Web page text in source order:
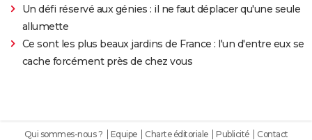
Un défi réservé aux génies : il ne faut déplacer qu'une seule
allumette
Ce sont les plus beaux jardins de France : l'un d'entre eux se
cache forcément près de chez vous
Qui sommes-nous ? Equipe Charte éditoriale Publicité
Contact